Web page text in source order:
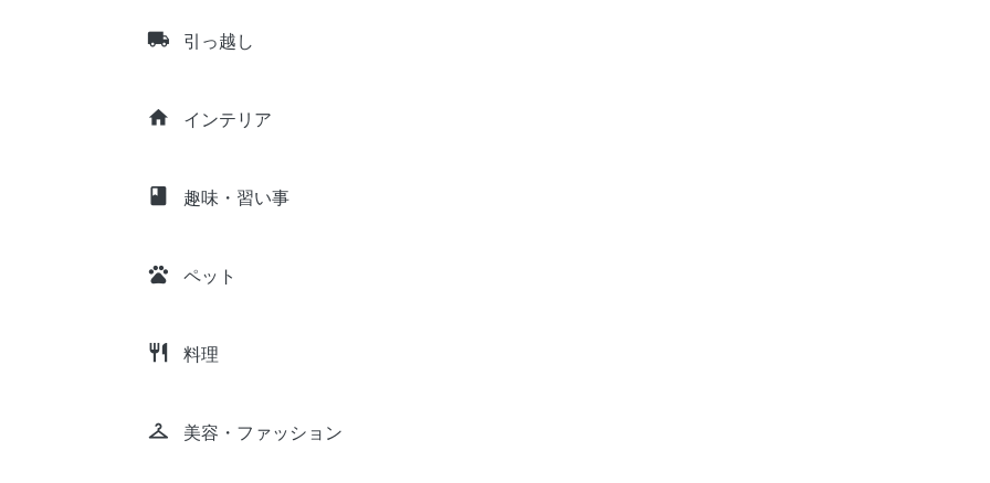
local_shipping 引っ越し
home インテリア
class 趣味・習い事
pets ペット
restaurant 料理
checkroom 美容・ファッション